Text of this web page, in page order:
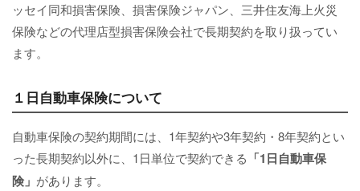
ッセイ同和損害保険、損害保険ジャパン、三井住友海上火災
保険などの代理店型損害保険会社で長期契約を取り扱ってい
ます。
１日自動車保険について
自動車保険の契約期間には、1年契約や3年契約・8年契約とい
った長期契約以外に、1日単位で契約できる 「1日自動車保
険」 があります。